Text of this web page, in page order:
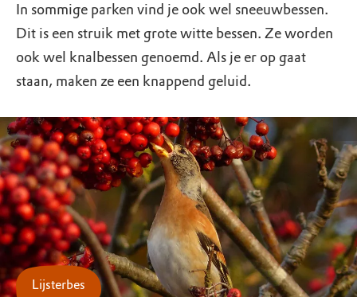
In sommige parken vind je ook wel sneeuwbessen.
Dit is een struik met grote witte bessen. Ze worden
ook wel knalbessen genoemd. Als je er op gaat
staan, maken ze een knappend geluid.
Lijsterbes